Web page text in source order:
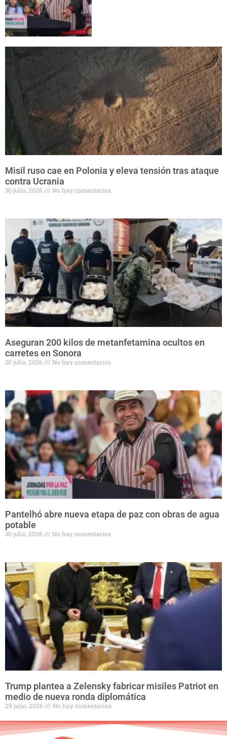
Misil ruso cae en Polonia y eleva tensión tras ataque
contra Ucrania
30 julio, 2026 No hay comentarios
Aseguran 200 kilos de metanfetamina ocultos en
carretes en Sonora
30 julio, 2026 No hay comentarios
Pantelhó abre nueva etapa de paz con obras de agua
potable
30 julio, 2026 No hay comentarios
Trump plantea a Zelensky fabricar misiles Patriot en
medio de nueva ronda diplomática
29 julio, 2026 No hay comentarios